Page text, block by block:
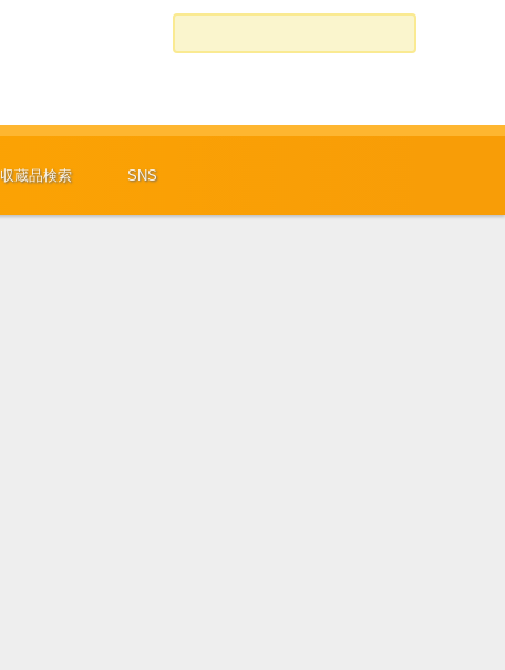
検索:
収蔵品検索 SNS